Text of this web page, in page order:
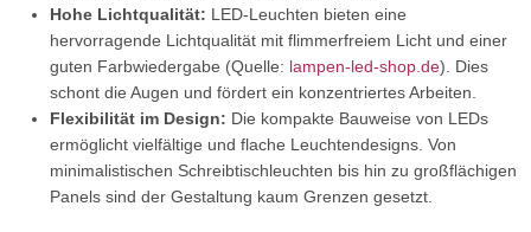
Hohe Lichtqualität: LED-Leuchten bieten eine
hervorragende Lichtqualität mit flimmerfreiem Licht und einer
guten Farbwiedergabe (Quelle: lampen-led-shop.de). Dies
schont die Augen und fördert ein konzentriertes Arbeiten.
Flexibilität im Design: Die kompakte Bauweise von LEDs
ermöglicht vielfältige und flache Leuchtendesigns. Von
minimalistischen Schreibtischleuchten bis hin zu großflächigen
Panels sind der Gestaltung kaum Grenzen gesetzt.